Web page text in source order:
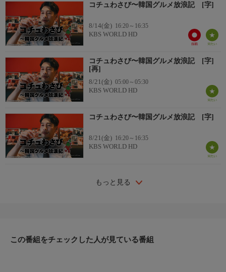
コチュわさび〜韓国グルメ放浪記 [字]
8/14(金) 16:20～16:35
KBS WORLD HD
コチュわさび〜韓国グルメ放浪記 [字]
[再]
8/21(金) 05:00～05:30
KBS WORLD HD
コチュわさび〜韓国グルメ放浪記 [字]
8/21(金) 16:20～16:35
KBS WORLD HD
もっと見る
この番組をチェックした人が見ている番組